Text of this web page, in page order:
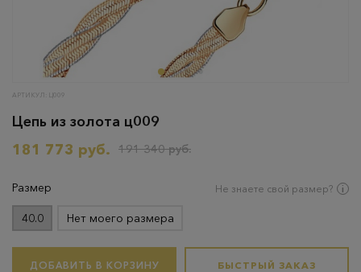
АРТИКУЛ: Ц009
Цепь из золота ц009
181 773 руб.
191 340 руб.
Размер Не знаете свой размер?
40.0 Нет моего размера
ДОБАВИТЬ В КОРЗИНУ БЫСТРЫЙ ЗАКАЗ